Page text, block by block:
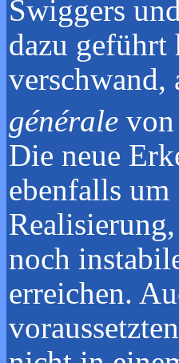
Swiggers
dazu geführt
générale
Die neue
ebenfalls
noch
erreichen.